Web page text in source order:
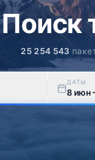
Поиск
25 254 543
ДАТЫ
8 июн